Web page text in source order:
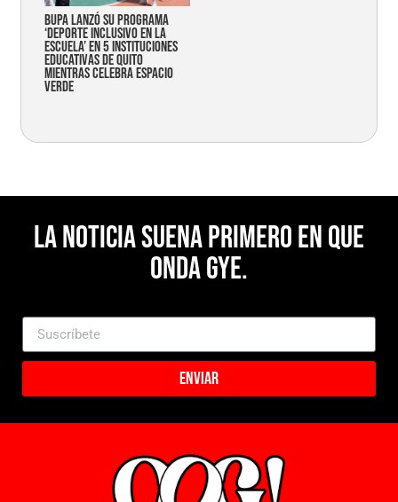
Bupa lanzó su programa
‘Deporte Inclusivo en la
Escuela’ en 5 instituciones
educativas de Quito
mientras celebra espacio
verde
La noticia suena primero en Que
Onda Gye.
Enviar